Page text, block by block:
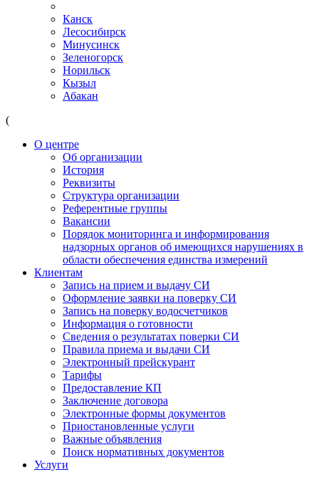
Канск
Лесосибирск
Минусинск
Зеленогорск
Норильск
Кызыл
Абакан
(
О центре
Об организации
История
Реквизиты
Структура организации
Референтные группы
Вакансии
Порядок мониторинга и информирования
надзорных органов об имеющихся нарушениях в
области обеспечения единства измерений
Клиентам
Запись на прием и выдачу СИ
Оформление заявки на поверку СИ
Запись на поверку водосчетчиков
Информация о готовности
Сведения о результатах поверки СИ
Правила приема и выдачи СИ
Электронный прейскурант
Тарифы
Предоставление КП
Заключение договора
Электронные формы документов
Приостановленные услуги
Важные объявления
Поиск нормативных документов
Услуги